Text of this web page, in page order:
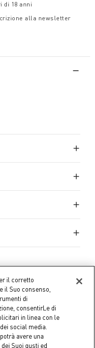
di 18 anni
alla newsletter
il corretto
il Suo consenso,
di
consentirLe di
in linea con le
social media.
avere una
Suoi gusti ed